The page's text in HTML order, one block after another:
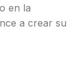
en la
a crear su